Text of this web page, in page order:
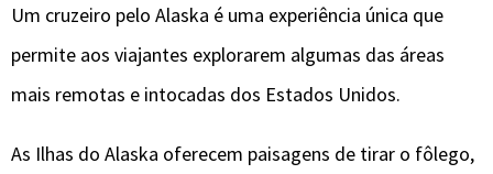
Um cruzeiro pelo Alaska é uma experiência única que
permite aos viajantes explorarem algumas das áreas
mais remotas e intocadas dos Estados Unidos.
As Ilhas do Alaska oferecem paisagens de tirar o fôlego,